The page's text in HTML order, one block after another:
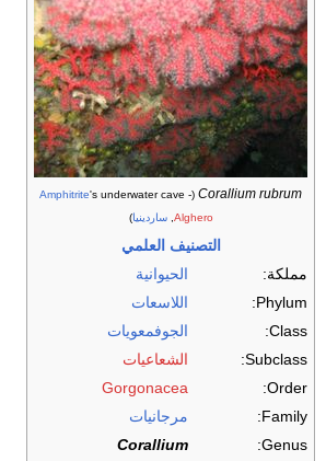
Corallium rubrum
(
Amphitrite's underwater cave -
Alghero
,ساردينيا)
التصنيف العلمي
مملكة:
الحيوانية
Phylum:
اللاسعات
Class:
الجوفمعويات
Subclass:
الشعاعيات
Order:
Gorgonacea
Family:
مرجانيات
Genus:
Corallium